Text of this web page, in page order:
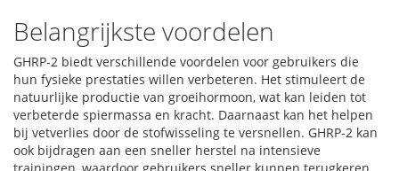
Belangrijkste voordelen
GHRP-2 biedt verschillende voordelen voor gebruikers die
hun fysieke prestaties willen verbeteren. Het stimuleert de
natuurlijke productie van groeihormoon, wat kan leiden tot
verbeterde spiermassa en kracht. Daarnaast kan het helpen
bij vetverlies door de stofwisseling te versnellen. GHRP-2 kan
ook bijdragen aan een sneller herstel na intensieve